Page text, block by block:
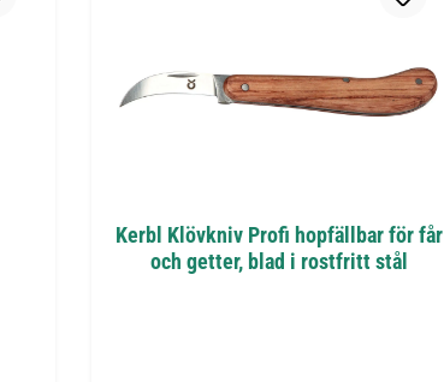
Kerbl Klövkniv Profi hopfällbar för får
och getter, blad i rostfritt stål